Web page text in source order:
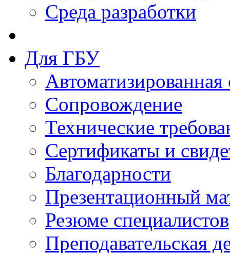
Среда разработки
Для ГБУ
Сопровождение
Технические
Сертификаты и
Благодарности
Презентационный
Резюме специалистов
Преподавательская